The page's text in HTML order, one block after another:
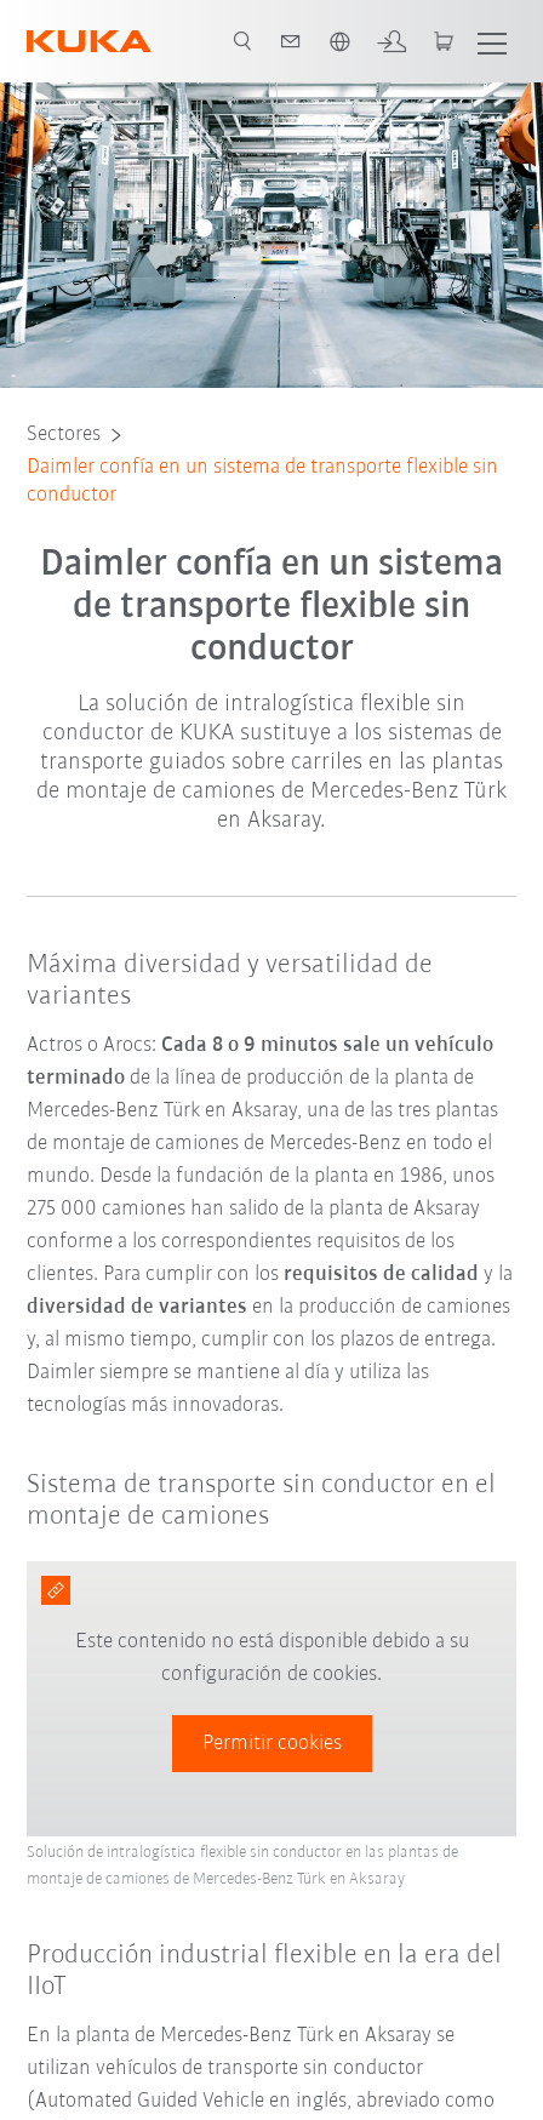
Ventajas Ampliación de la producción Todos los socios del sistema
Sectores
Daimler confía en un sistema de transporte flexible sin
conductor
Daimler confía en un sistema
de transporte flexible sin
conductor
La solución de intralogística flexible sin
conductor de KUKA sustituye a los sistemas de
transporte guiados sobre carriles en las plantas
de montaje de camiones de Mercedes-Benz Türk
en Aksaray.
Máxima diversidad y versatilidad de
variantes
Actros o Arocs: Cada 8 o 9 minutos sale un vehículo
terminado de la línea de producción de la planta de
Mercedes-Benz Türk en Aksaray, una de las tres plantas
de montaje de camiones de Mercedes-Benz en todo el
mundo. Desde la fundación de la planta en 1986, unos
275 000 camiones han salido de la planta de Aksaray
conforme a los correspondientes requisitos de los
clientes. Para cumplir con los requisitos de calidad y la
diversidad de variantes en la producción de camiones
y, al mismo tiempo, cumplir con los plazos de entrega.
Daimler siempre se mantiene al día y utiliza las
tecnologías más innovadoras.
Sistema de transporte sin conductor en el
montaje de camiones
Este contenido no está disponible debido a su
configuración de cookies.
Permitir cookies
Solución de intralogística flexible sin conductor en las plantas de
montaje de camiones de Mercedes-Benz Türk en Aksaray
Producción industrial flexible en la era del
IIoT
En la planta de Mercedes-Benz Türk en Aksaray se
utilizan vehículos de transporte sin conductor
(Automated Guided Vehicle en inglés, abreviado como